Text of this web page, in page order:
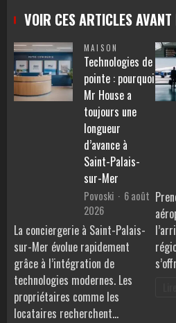
VOIR CES ARTICLES
MAISON
Technologies de
pointe : pourquoi
Mr House a
toujours une
longueur
d’avance à
Saint-Palais-
sur-Mer
Povoski
6 août
2026
La conciergerie à Saint-Palais-
sur-Mer évolue rapidement
grâce à l’intégration de
technologies modernes. Les
propriétaires comme les
locataires recherchent…